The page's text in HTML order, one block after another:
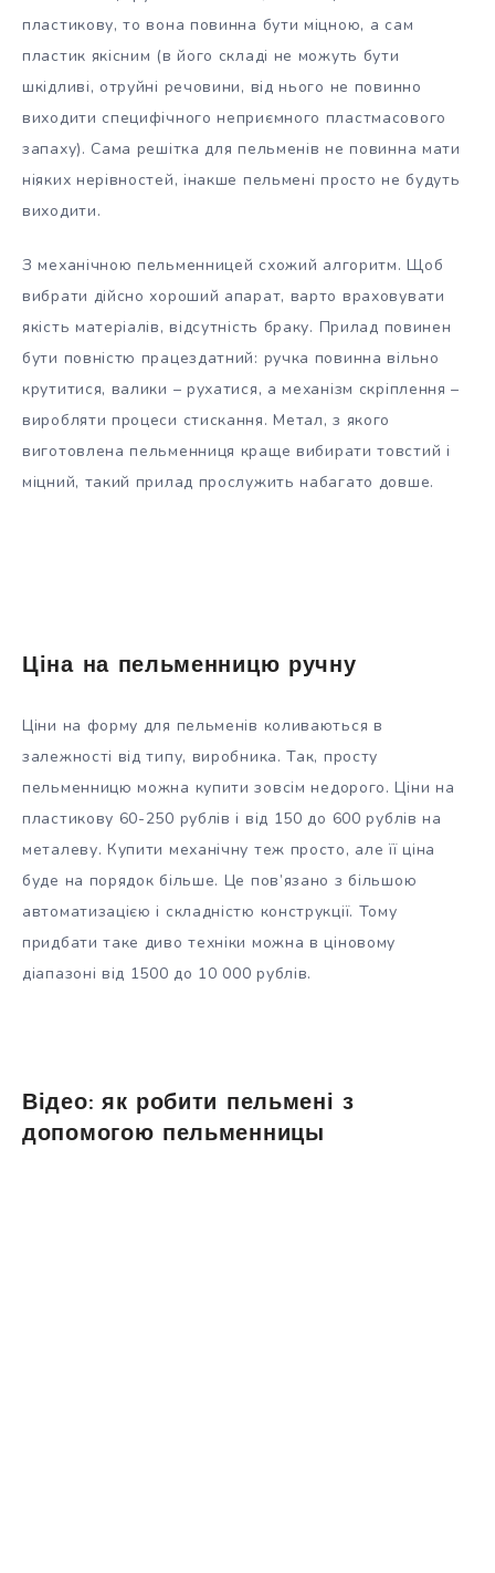
пластикову, то вона повинна бути міцною, а сам
пластик якісним (в його складі не можуть бути
шкідливі, отруйні речовини, від нього не повинно
виходити специфічного неприємного пластмасового
запаху). Сама решітка для пельменів не повинна мати
ніяких нерівностей, інакше пельмені просто не будуть
виходити.
З механічною пельменницей схожий алгоритм. Щоб
вибрати дійсно хороший апарат, варто враховувати
якість матеріалів, відсутність браку. Прилад повинен
бути повністю працездатний: ручка повинна вільно
крутитися, валики – рухатися, а механізм скріплення –
виробляти процеси стискання. Метал, з якого
виготовлена пельменниця краще вибирати товстий і
міцний, такий прилад прослужить набагато довше.
Ціна на пельменницю ручну
Ціни на форму для пельменів коливаються в
залежності від типу, виробника. Так, просту
пельменницю можна купити зовсім недорого. Ціни на
пластикову 60-250 рублів і від 150 до 600 рублів на
металеву. Купити механічну теж просто, але її ціна
буде на порядок більше. Це пов’язано з більшою
автоматизацією і складністю конструкції. Тому
придбати таке диво техніки можна в ціновому
діапазоні від 1500 до 10 000 рублів.
Відео: як робити пельмені з
допомогою пельменницы